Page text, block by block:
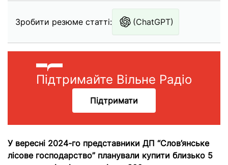
Зробити резюме статті: (ChatGPT)
Підтримайте Вільне Радіо
Підтримати
У вересні 2024-го представники ДП “Слов’янське
лісове господарство” планували купити близько 5